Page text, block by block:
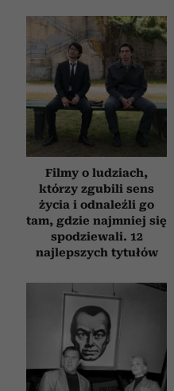
Filmy o ludziach,
którzy zgubili sens
życia i odnaleźli go
tam, gdzie najmniej się
spodziewali. 12
najlepszych tytułów